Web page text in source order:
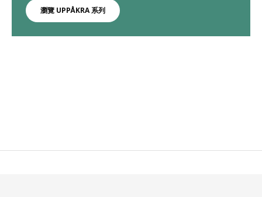
瀏覽 UPPÅKRA 系列